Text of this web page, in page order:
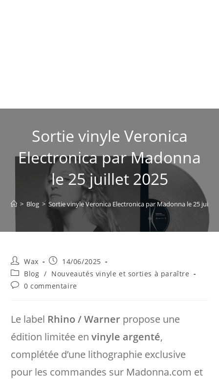
Sortie vinyle Veronica
Electronica par Madonna
le 25 juillet 2025
> Blog > Sortie vinyle Veronica Electronica par Madonna le 25 juillet
Auteur/autrice
de
la
publication :
Wax
Publication
publiée :
14/06/2025
Post
category:
Blog / Nouveautés vinyle et sorties à paraître
Commentaires
0 commentaire
Le label Rhino / Warner propose une
édition limitée envinyle argenté,
complétée d’une lithographie exclusive
pour les commandes sur Madonna.com et